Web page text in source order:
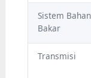
Sistem Bahan
Bakar
Transmisi